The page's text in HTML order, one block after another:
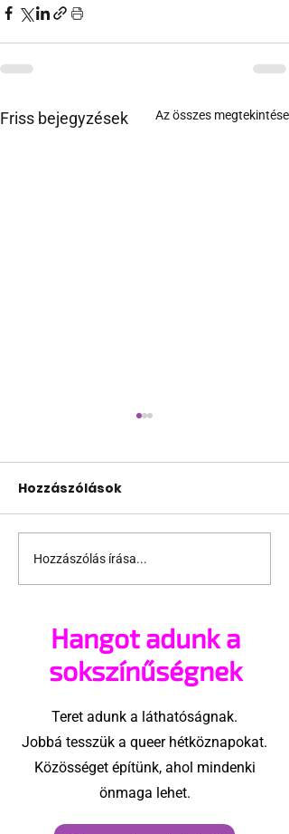
Friss bejegyzések Az összes megtekintése
Ilyen egy boldog HIV-
vel élő férfi
Hozzászólások
Hozzászólás írása...
Hangot adunk a
sokszínűségnek
Teret adunk a láthatóságnak.
Jobbá tesszük a queer hétköznapokat.
Közösséget építünk, ahol mindenki
önmaga lehet.